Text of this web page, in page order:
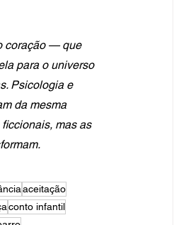
coração — que
para o universo
Psicologia e
da mesma
mas as
aceitação
conto infantil